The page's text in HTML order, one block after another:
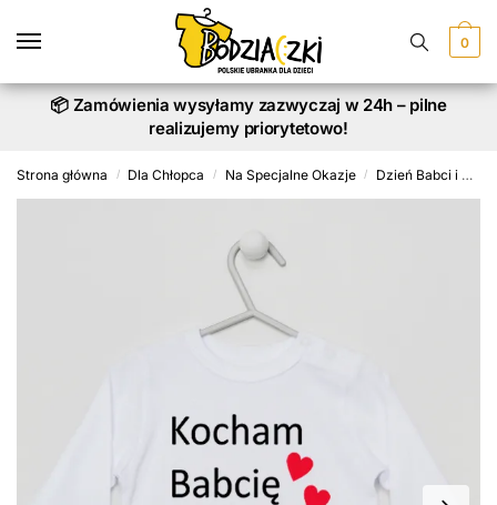
0
📦 Zamówienia wysyłamy zazwyczaj w 24h – pilne
realizujemy priorytetowo!
Strona główna / Dla Chłopca / Na Specjalne Okazje / Dzień Babci i Dziadka